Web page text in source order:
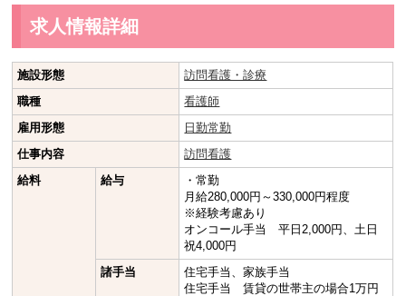
求人情報詳細
施設形態
訪問看護・診療
職種
看護師
雇用形態
日勤常勤
仕事内容
訪問看護
給料
給与
・常勤
月給280,000円～330,000円程度
※経験考慮あり
オンコール手当 平日2,000円、土日
祝4,000円
諸手当
住宅手当、家族手当
住宅手当 賃貸の世帯主の場合1万円